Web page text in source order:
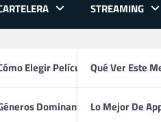
Elegir Película
Dominantes
STREAMING
Qué Ver Este
Lo Mejor De